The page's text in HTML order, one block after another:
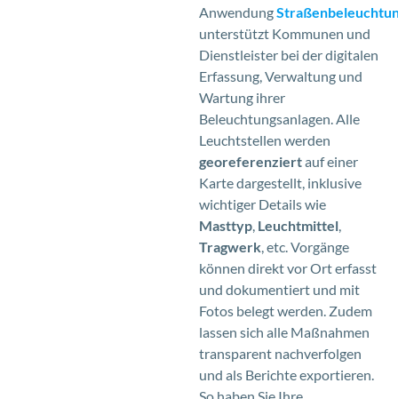
Anwendung
unterstützt Kommunen und
Dienstleister bei der digitalen
Erfassung, Verwaltung und
Wartung ihrer
Beleuchtungsanlagen. Alle
Leuchtstellen werden
georeferenziertauf einer
Karte dargestellt, inklusive
wichtiger Details wie
Masttyp, Leuchtmittel,
Tragwerk, etc. Vorgänge
können direkt vor Ort erfasst
und dokumentiert und mit
Fotos belegt werden. Zudem
lassen sich alle Maßnahmen
transparent nachverfolgen
und als Berichte exportieren.